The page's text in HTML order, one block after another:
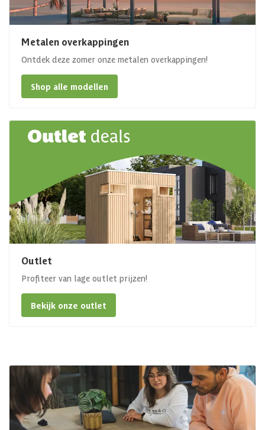
Metalen overkappingen
Ontdek deze zomer onze metalen overkappingen!
Shop alle modellen
Outlet
Profiteer van lage outlet prijzen!
Bekijk onze outlet